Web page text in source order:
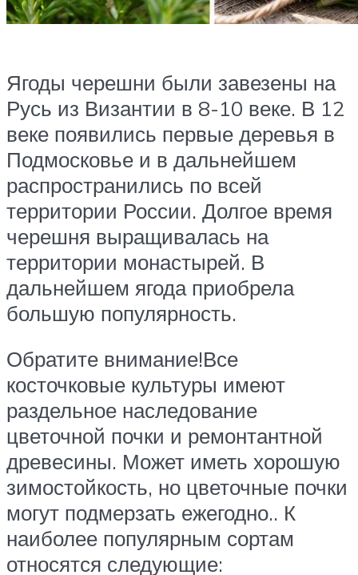
Ягоды черешни были завезены на
Русь из Византии в 8-10 веке. В 12
веке появились первые деревья в
Подмосковье и в дальнейшем
распространились по всей
территории России. Долгое время
черешня выращивалась на
территории монастырей. В
дальнейшем ягода приобрела
большую популярность.
Обратите внимание!Все
косточковые культуры имеют
раздельное наследование
цветочной почки и ремонтантной
древесины. Может иметь хорошую
зимостойкость, но цветочные почки
могут подмерзать ежегодно.. К
наиболее популярным сортам
относятся следующие: